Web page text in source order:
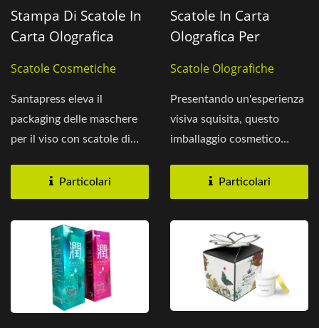
Stampa Di Scatole In
Carta Olografica
Imballaggio Di
Maschere Per Il Viso
Scatole Cosmetiche
Santapress eleva il
packaging delle maschere
per il viso con scatole di
caratterizzate...Particolari
Scatole In Carta
Olografica Per
Scatole Olografiche
Presentando un'esperienza
visiva squisita, questo
imballaggio cosmetico
Particolari